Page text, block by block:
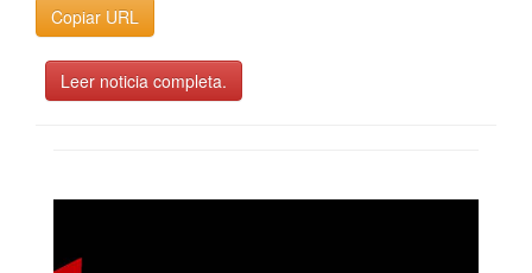
Copiar URL
Leer noticia completa.